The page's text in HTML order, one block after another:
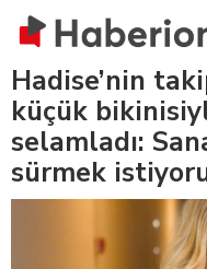
Hadise’nin
küçük
selamladı:
sürmek